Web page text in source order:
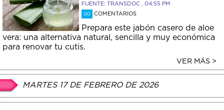
FUENTE: TRANSDOC , 04:55 PM
00 COMENTARIOS
Prepara este jabón casero de aloe
vera: una alternativa natural, sencilla y muy económica
para renovar tu cutis.
VER MÁS >
MARTES 17 DE FEBRERO DE 2026